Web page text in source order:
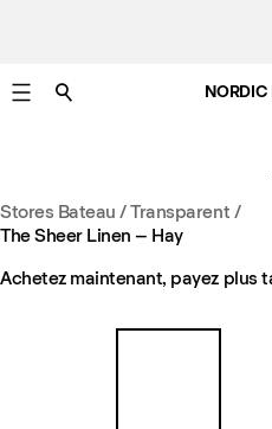
NORDIC
Stores Bateau / Transparent /
The Sheer Linen – Hay
Achetez maintenant, payez plus